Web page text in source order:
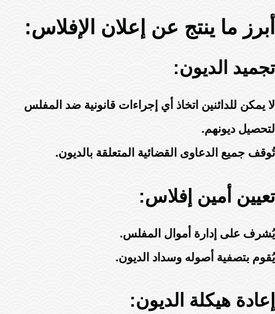
أبرز ما ينتج عن إعلان الإفلاس:
تجميد الديون:
لا يمكن للدائنين اتخاذ أي إجراءات قانونية ضد المفلس
لتحصيل ديونهم.
تُوقف جميع الدعاوى القضائية المتعلقة بالديون.
تعيين أمين إفلاس:
يُشرف على إدارة أموال المفلس.
يُقوم بتصفية أصوله وسداد الديون.
إعادة هيكلة الديون: